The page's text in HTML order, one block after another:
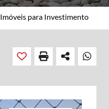
Imóveis para Investimento